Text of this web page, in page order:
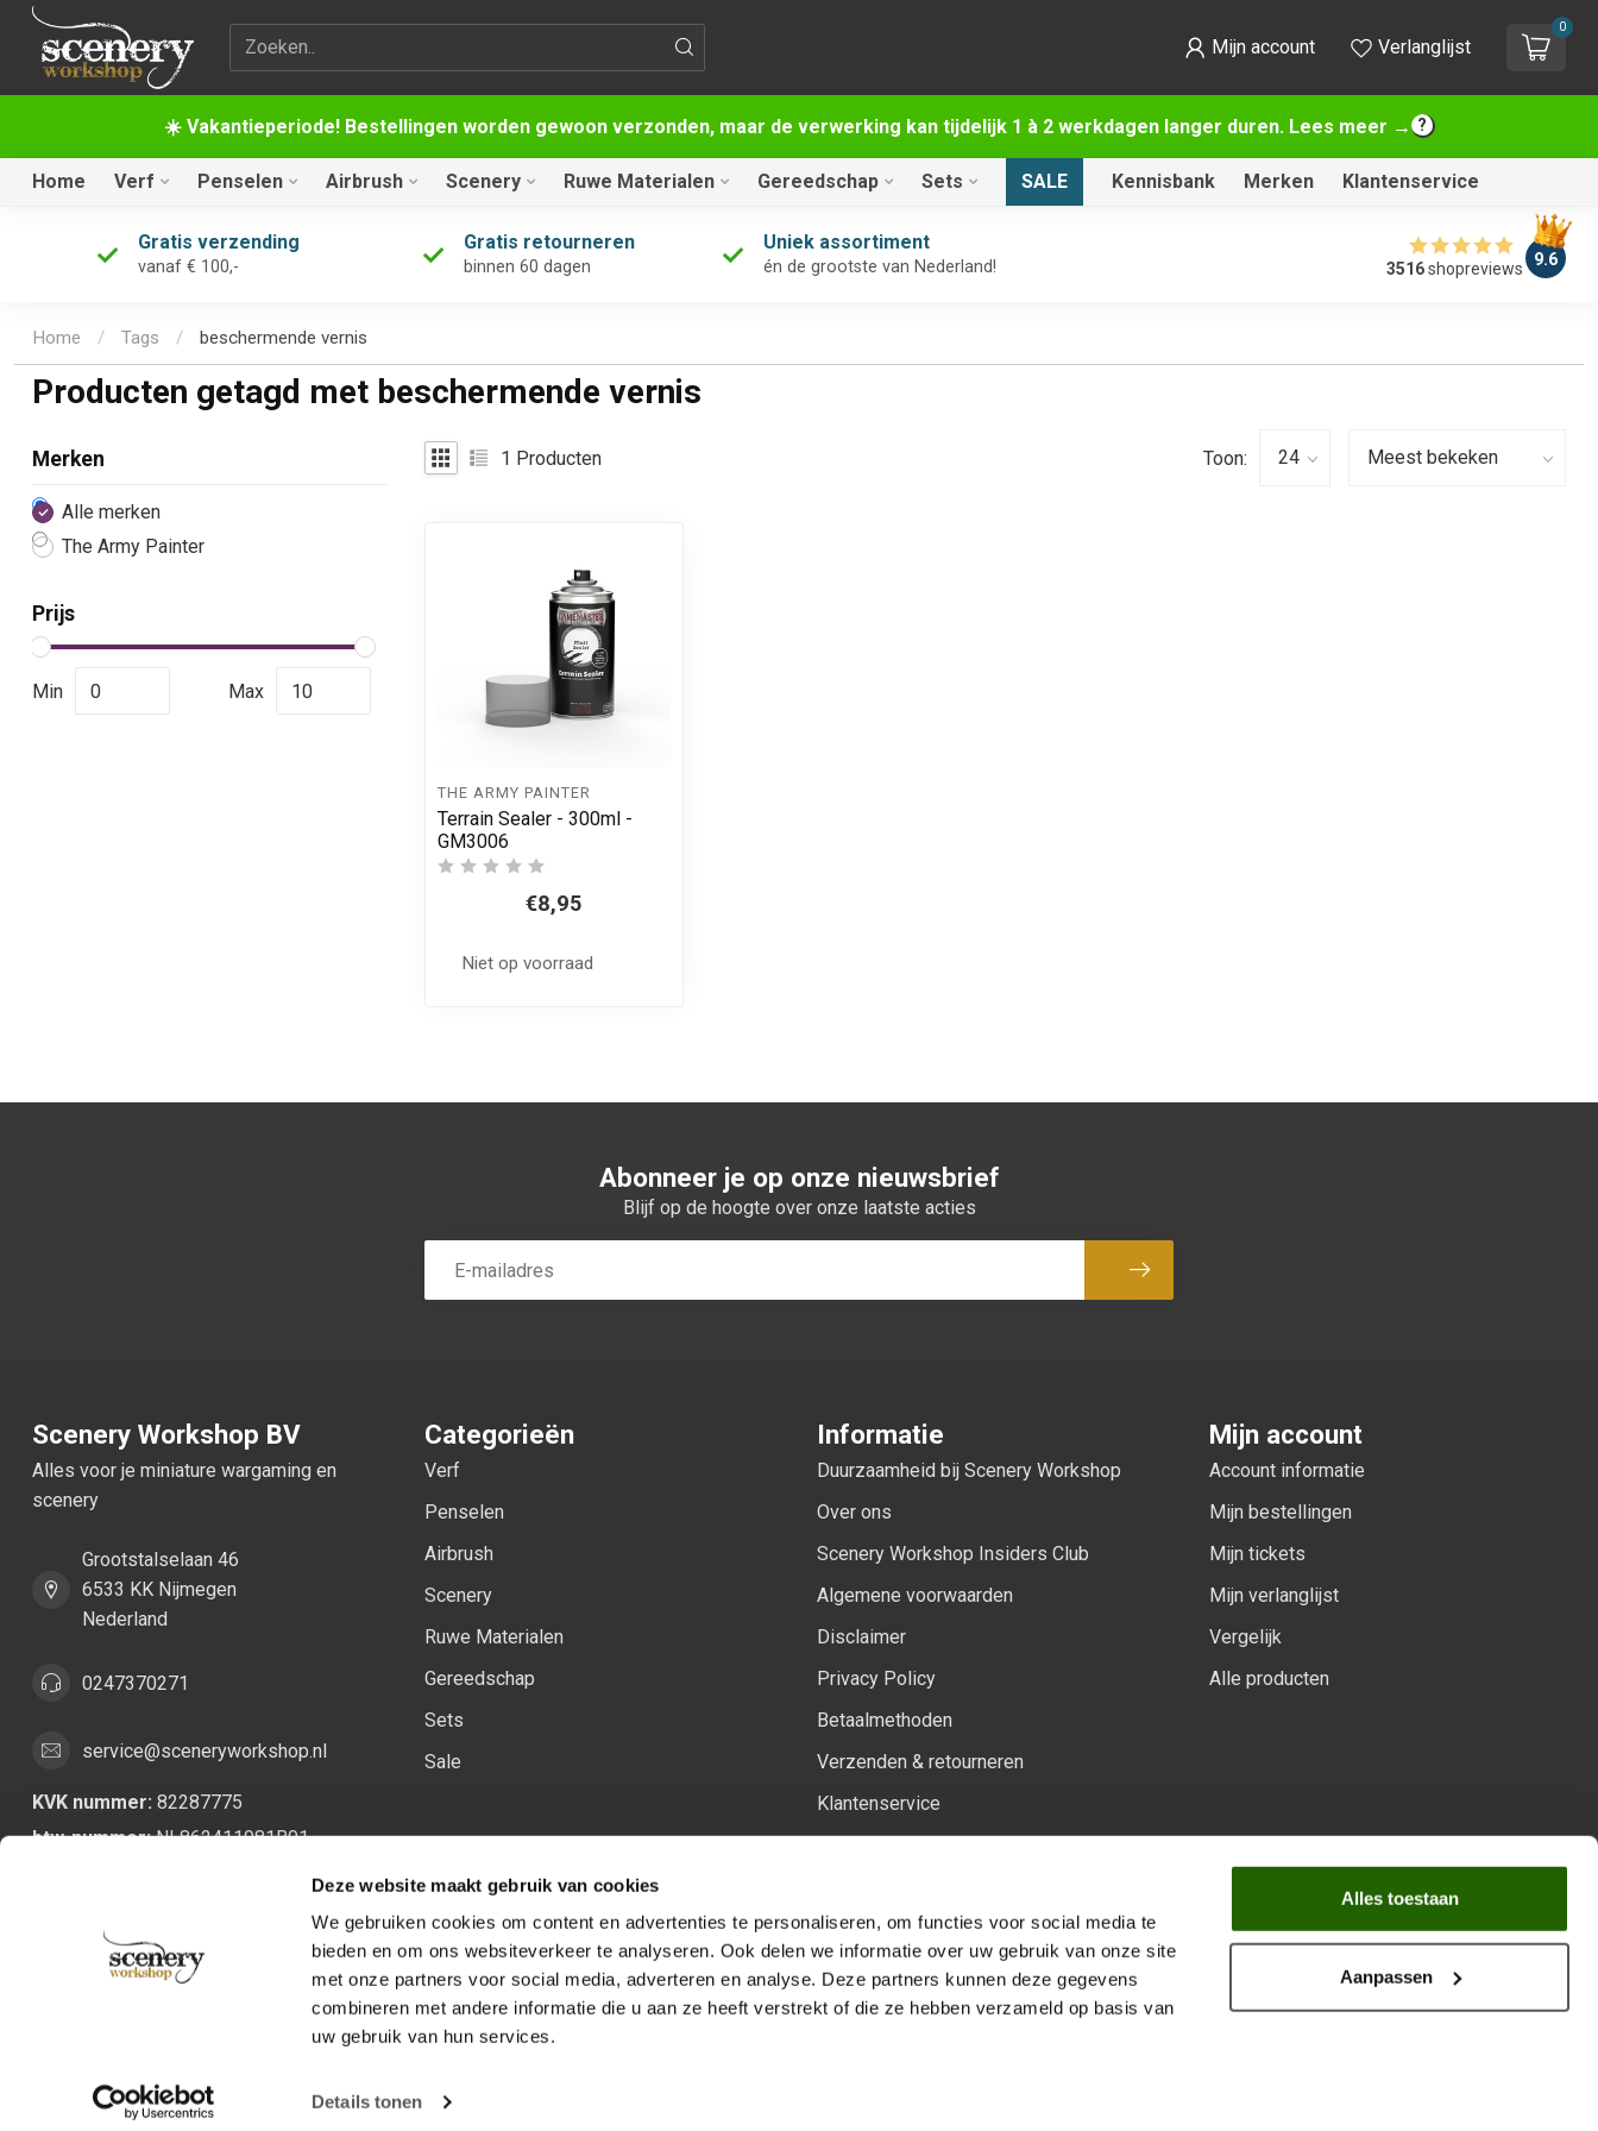
Deze website maakt gebruik van cookies
We gebruiken cookies om content en advertenties te personaliseren, om functies voor social media te
bieden en om ons websiteverkeer te analyseren. Ook delen we informatie over uw gebruik van onze site
met onze partners voor social media, adverteren en analyse. Deze partners kunnen deze gegevens
combineren met andere informatie die u aan ze heeft verstrekt of die ze hebben verzameld op basis van
uw gebruik van hun services.
Details tonen
Alles toestaan
Aanpassen
☀️ Vakantieperiode! Bestellingen worden gewoon verzonden, maar de verwerking kan tijdelijk 1 à 2 werkdagen langer duren. Lees meer →
Zoekterm Mijn account Verlanglijst
0
Home Verf Penselen Airbrush Scenery Ruwe Materialen Gereedschap Sets SALE Kennisbank Merken Klantenservice
Gratis verzending
vanaf € 100,-
Gratis retourneren
binnen 60 dagen
Uniek assortiment
én de grootste van Nederland! 3516shopreviews 9.6
Home / Tags / beschermende vernis
Producten getagd met beschermende vernis
Merken
Alle merken
The Army Painter
Prijs
Min Max
1 Producten Toon:
THE ARMY PAINTER
Terrain Sealer - 300ml -
GM3006
€8,95
Niet op voorraad
Abonneer je op onze nieuwsbrief
Blijf op de hoogte over onze laatste acties
Abonneer
Scenery Workshop BV
Alles voor je miniature wargaming en
scenery
Grootstalselaan 46
6533 KK Nijmegen
Nederland
0247370271
service@sceneryworkshop.nl
KVK nummer: 82287775
btw-nummer:NL862411981B01
Categorieën
Verf
Penselen
Airbrush
Scenery
Ruwe Materialen
Gereedschap
Sets
Sale
Informatie
Duurzaamheid bij Scenery Workshop
Over ons
Scenery Workshop Insiders Club
Algemene voorwaarden
Disclaimer
Privacy Policy
Betaalmethoden
Verzenden & retourneren
Klantenservice
Mijn account
Account informatie
Mijn bestellingen
Mijn tickets
Mijn verlanglijst
Vergelijk
Alle producten
Volg ons op:
Facebook
YoutubeInstagram